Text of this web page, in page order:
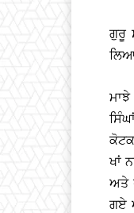
ਗੁਰੂ
ਖਾਂ
ਅਤੇ
ਗਏ